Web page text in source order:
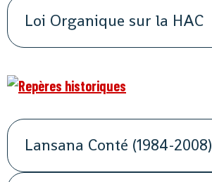
Loi Organique sur la HAC
Lansana Conté (1984-2008)